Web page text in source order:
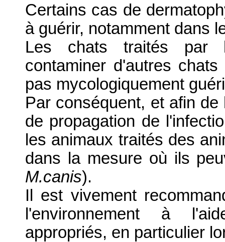
Certains cas de
à guérir, notamment dans
Les chats traités par
contaminer d'autres
pas mycologiquement
Par conséquent, et afin
de propagation de
les animaux traités des
dans la mesure où ils
M.canis).
Il est vivement
l'environnement à
appropriés, en particulier